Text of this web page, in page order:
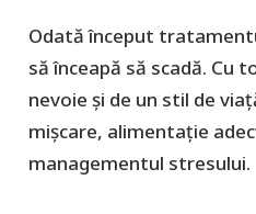
Odată început
să înceapă să scadă. Cu
nevoie și de un stil de
mișcare, alimentație
managementul stresului.